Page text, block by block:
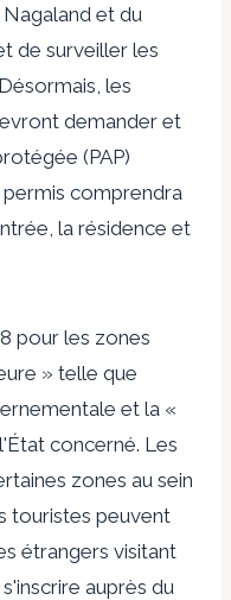
et du
de surveiller les
les
demander et
(PAP)
comprendra
la résidence et
pour les zones
» telle que
et la «
concerné. Les
zones au sein
touristes peuvent
étrangers visitant
auprès du